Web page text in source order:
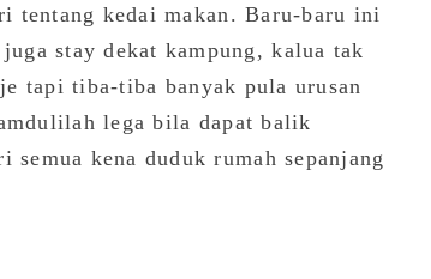
tentang kedai makan. Baru-baru ini
stay dekat kampung, kalua tak
tapi tiba-tiba banyak pula urusan
lega bila dapat balik
kena duduk rumah sepanjang